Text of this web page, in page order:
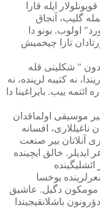
ایله قارا
گلیب، آنجاق
اولوب. بونو دا
تازا چیخمیش
" شکلینی قله
نه کتیبه لرینده، نه
ییب. بایراغینا دا
موسیقی اولماقدان
ناغیللاری، افسانه
آنلاتان بیر صنعت
ایدیلر. خالق ایچینده
یوخسا
مومکون دگیل. عاشیق
باشلانقیجیندا